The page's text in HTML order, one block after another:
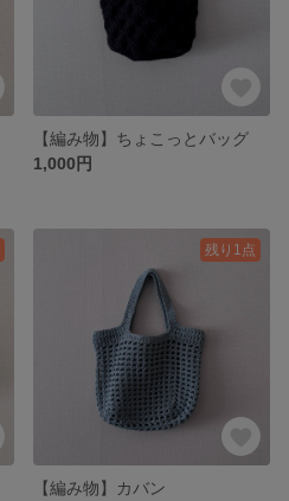
【編み物】ちょこっとバッグ
1,000円
残り1点
【編み物】カバン